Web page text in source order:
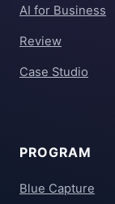
AI for Business
Review
Case Studio
PROGRAM
Blue Capture